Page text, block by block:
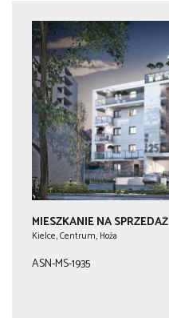
MIESZKANIE NA SPRZEDAŻ
Kielce, Centrum, Hoża
ASN-MS-1935